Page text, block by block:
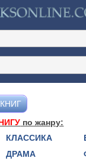
по жанру:
КЛАССИКА
ДРАМА